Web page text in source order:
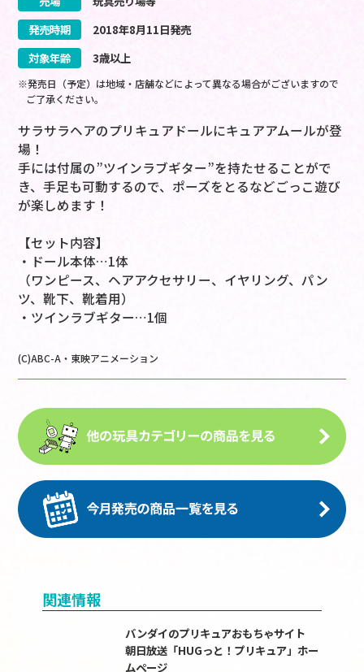
発売時期
2018年8月11日発売
対象年齢
3歳以上
※発売日（予定）は地域・店舗などによって異なる場合がございますので
ご了承ください。
サラサラヘアのプリキュアドールにキュアアムールが登
場！
手には付属の”ツインラブギター”を持たせることがで
き、手足も可動するので、ポーズをとるなどごっこ遊び
が楽しめます！
【セット内容】
・ドール本体…1体
（ワンピース、ヘアアクセサリー、イヤリング、パン
ツ、靴下、靴着用）
・ツインラブギター…1個
(C)ABC-A・東映アニメーション
関連情報
バンダイのプリキュアおもちゃサイト
朝日放送「HUGっと！プリキュア」ホー
ムページ